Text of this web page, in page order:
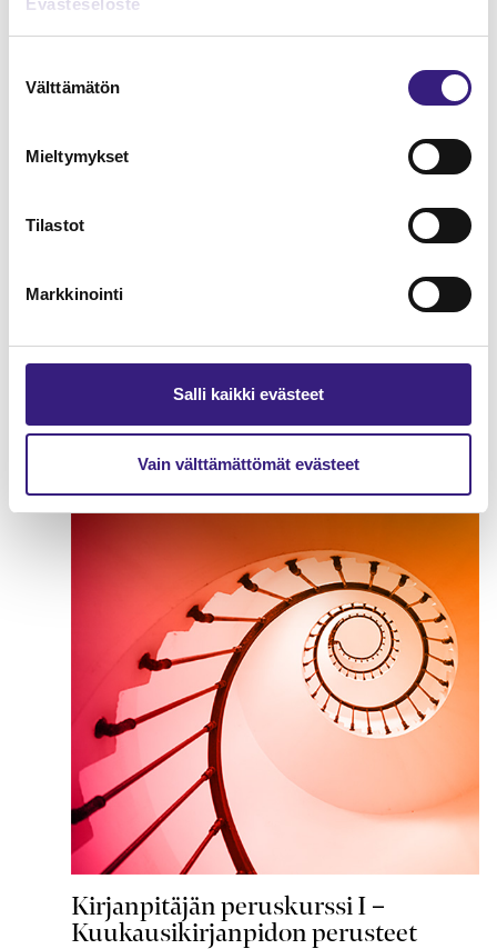
Evästeseloste
valinta
Välttämätön
Mieltymykset
Tilastot
Markkinointi
Salli kaikki evästeet
Vain välttämättömät evästeet
Ajallisen kohdistamisen
erityiskysymyksiä – 10 haasteellista
jaksotustapausta eri toimialoilta
KIRJANPITO
Kirjanpitäjän peruskurssi I –
Kuukausikirjanpidon perusteet